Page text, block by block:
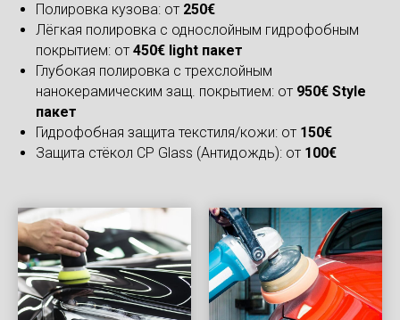
Полировка кузова: от 250€
Лёгкая полировка с однослойным гидрофобным
покрытием: от 450€ light пакет
Глубокая полировка с трехслойным
нанокерамическим защ. покрытием: от 950€ Style
пакет
Гидрофобная защита текстиля/кожи: от 150€
Защита стёкол CP Glass (Антидождь): от 100€